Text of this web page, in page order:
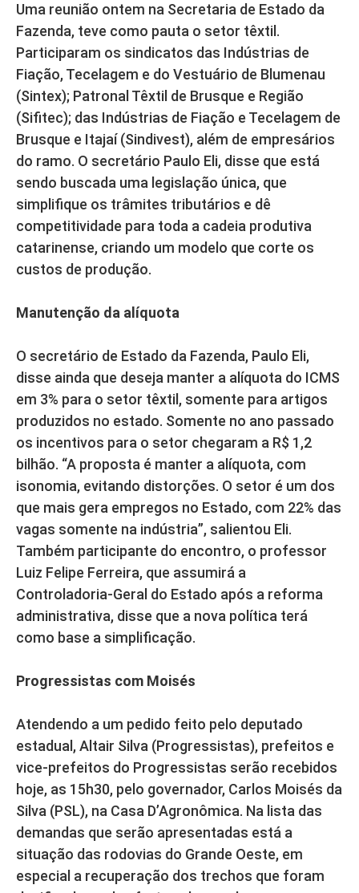
Uma reunião ontem na Secretaria de Estado da
Fazenda, teve como pauta o setor têxtil.
Participaram os sindicatos das Indústrias de
Fiação, Tecelagem e do Vestuário de Blumenau
(Sintex); Patronal Têxtil de Brusque e Região
(Sifitec); das Indústrias de Fiação e Tecelagem de
Brusque e Itajaí (Sindivest), além de empresários
do ramo. O secretário Paulo Eli, disse que está
sendo buscada uma legislação única, que
simplifique os trâmites tributários e dê
competitividade para toda a cadeia produtiva
catarinense, criando um modelo que corte os
custos de produção.
Manutenção da alíquota
O secretário de Estado da Fazenda, Paulo Eli,
disse ainda que deseja manter a alíquota do ICMS
em 3% para o setor têxtil, somente para artigos
produzidos no estado. Somente no ano passado
os incentivos para o setor chegaram a R$ 1,2
bilhão. “A proposta é manter a alíquota, com
isonomia, evitando distorções. O setor é um dos
que mais gera empregos no Estado, com 22% das
vagas somente na indústria”, salientou Eli.
Também participante do encontro, o professor
Luiz Felipe Ferreira, que assumirá a
Controladoria-Geral do Estado após a reforma
administrativa, disse que a nova política terá
como base a simplificação.
Progressistas com Moisés
Atendendo a um pedido feito pelo deputado
estadual, Altair Silva (Progressistas), prefeitos e
vice-prefeitos do Progressistas serão recebidos
hoje, as 15h30, pelo governador, Carlos Moisés da
Silva (PSL), na Casa D’Agronômica. Na lista das
demandas que serão apresentadas está a
situação das rodovias do Grande Oeste, em
especial a recuperação dos trechos que foram